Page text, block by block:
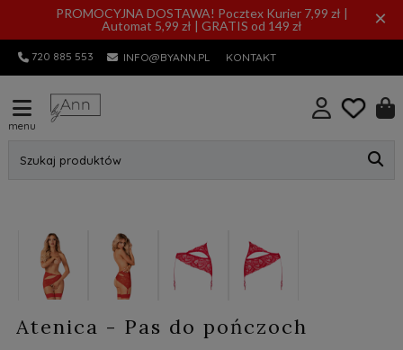
PROMOCYJNA DOSTAWA! Pocztex Kurier 7,99 zł |
Automat 5,99 zł | GRATIS od 149 zł
×
720 885 553 INFO@BYANN.PL KONTAKT
menu
Szukaj produktów
Atenica - Pas do pończoch